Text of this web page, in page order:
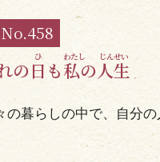
の 日 も私の人生
暮らしの中で、自分